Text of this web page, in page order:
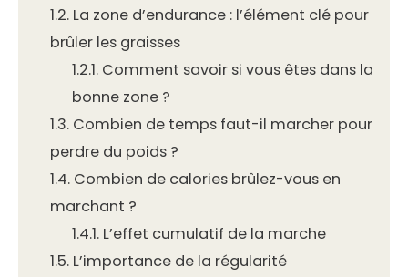
1.2. La zone d’endurance : l’élément clé pour
brûler les graisses
1.2.1. Comment savoir si vous êtes dans la
bonne zone ?
1.3. Combien de temps faut-il marcher pour
perdre du poids ?
1.4. Combien de calories brûlez-vous en
marchant ?
1.4.1. L’effet cumulatif de la marche
1.5. L’importance de la régularité